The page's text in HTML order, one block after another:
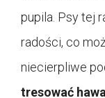
pupila. Psy tej
radości, co
niecierpliwe
tresować